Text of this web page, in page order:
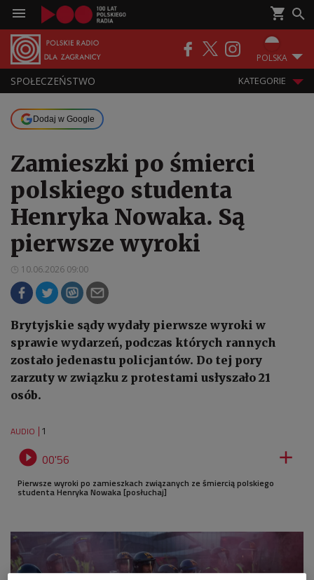
POLSKA
SPOŁECZEŃSTWO KATEGORIE
Dodaj w Google
Zamieszki po śmierci
polskiego studenta
Henryka Nowaka. Są
pierwsze wyroki
10.06.2026 09:00
Brytyjskie sądy wydały pierwsze wyroki w
sprawie wydarzeń, podczas których rannych
zostało jedenastu policjantów. Do tej pory
zarzuty w związku z protestami usłyszało 21
osób.
AUDIO 1
 00'56 
Pierwsze wyroki po zamieszkach związanych ze śmiercią polskiego
studenta Henryka Nowaka [posłuchaj]